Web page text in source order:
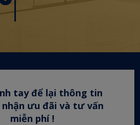
tay để lại thông tin
ưu đãi và tư vấn
miễn phí !